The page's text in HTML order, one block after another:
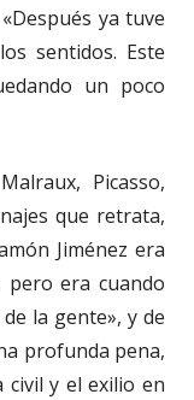
ya tuve
sentidos. Este
un poco
Picasso,
que retrata,
Jiménez era
pero era cuando
la gente», y de
profunda pena,
y el exilio en